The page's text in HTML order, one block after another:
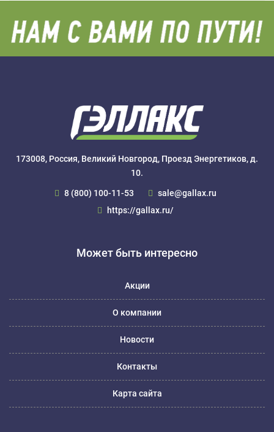
173008, Россия, Великий Новгород, Проезд Энергетиков, д.
10.
8 (800) 100-11-53
sale@gallax.ru
https://gallax.ru/
Может быть интересно
Акции
О компании
Новости
Контакты
Карта сайта